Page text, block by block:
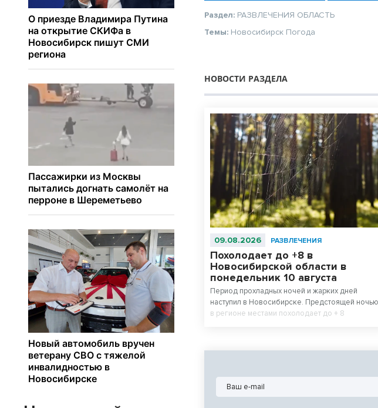
Раздел: РАЗВЛЕЧЕНИЯ ОБЛАСТЬ
Темы: Новосибирск Погода
НОВОСТИ РАЗДЕЛА
09.08.2026 РАЗВЛЕЧЕНИЯ
Похолодает до +8 в
Новосибирской области в
понедельник 10 августа
Период прохладных ночей и жарких дней
наступил в Новосибирске. Предстоящей ночью
в регионе местами похолодает до + 8